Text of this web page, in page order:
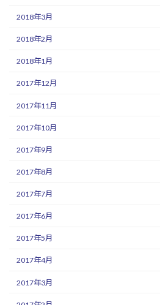
2018年3月
2018年2月
2018年1月
2017年12月
2017年11月
2017年10月
2017年9月
2017年8月
2017年7月
2017年6月
2017年5月
2017年4月
2017年3月